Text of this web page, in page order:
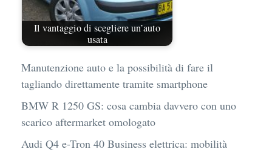
Il vantaggio di scegliere un’auto
usata
Manutenzione auto e la possibilità di fare il
tagliando direttamente tramite smartphone
BMW R 1250 GS: cosa cambia davvero con uno
scarico aftermarket omologato
Audi Q4 e-Tron 40 Business elettrica: mobilità